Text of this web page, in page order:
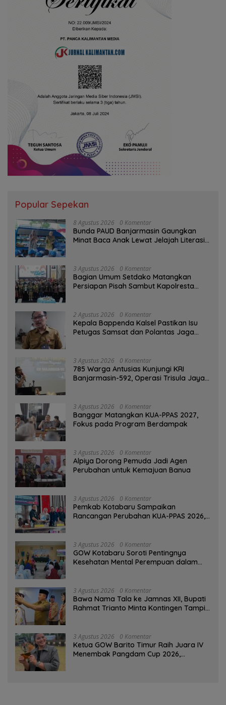
Popular Sepekan
8 Agustus 2026 0 Komentar
Bunda PAUD Banjarmasin Gaungkan
Minat Baca Anak Lewat Jelajah Literasi
3 Agustus 2026 0 Komentar
Bagian Umum Setdako Matangkan
Persiapan Pisah Sambut Kapolresta
2 Agustus 2026 0 Komentar
Kepala Bappenda Kalsel Pastikan Isu
Petugas Samsat dan Polantas Jaga
3 Agustus 2026 0 Komentar
785 Warga Antusias Kunjungi KRI
Banjarmasin-592, Operasi Trisula Jaya
3 Agustus 2026 0 Komentar
‎Banggar Matangkan KUA-PPAS 2027,
Fokus pada Program Berdampak
3 Agustus 2026 0 Komentar
‎Alpiya Dorong Pemuda Jadi Agen
Perubahan untuk Kemajuan Banua ‎
3 Agustus 2026 0 Komentar
Pemkab Kotabaru Sampaikan
Rancangan Perubahan KUA-PPAS 2026,
3 Agustus 2026 0 Komentar
GOW Kotabaru Soroti Pentingnya
Kesehatan Mental Perempuan dalam
3 Agustus 2026 0 Komentar
Bawa Nama Tala ke Jamnas XII, Bupati
Rahmat Trianto Minta Kontingen Tampil
3 Agustus 2026 0 Komentar
Ketua GOW Barito Timur Raih Juara IV
Menembak Pangdam Cup 2026,